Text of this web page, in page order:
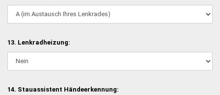
13. Lenkradheizung:
14. Stauassistent Händeerkennung: